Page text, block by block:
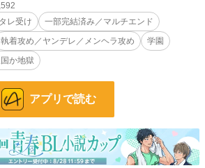
かれるマルチエンドになります。
件
件
レ受け
一部完結済み／マルチエンド
執着攻め／ヤンデレ／メンヘラ攻め
学園
か地獄
アプリで読む